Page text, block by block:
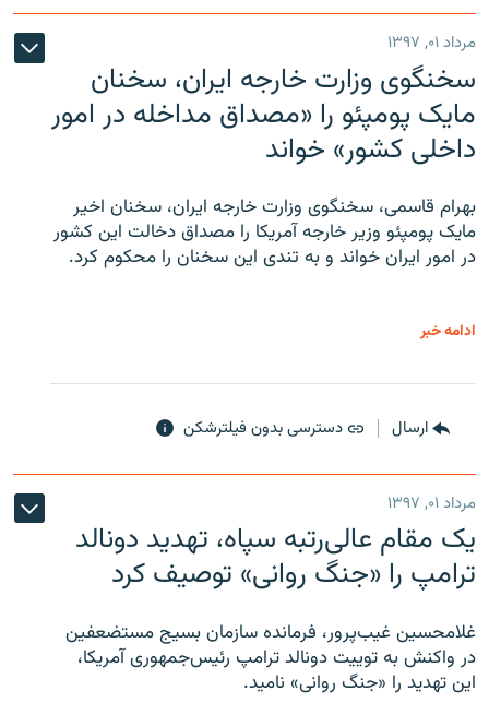
مرداد ۰۱, ۱۳۹۷
سخنگوی وزارت خارجه ایران، سخنان
مایک پومپئو را «مصداق مداخله در امور
داخلی کشور» خواند
بهرام قاسمی، سخنگوی وزارت خارجه ایران، سخنان اخیر
مایک پومپئو وزیر خارجه آمریکا را مصداق دخالت این کشور
در امور ایران خواند و به تندی این سخنان را محکوم کرد.
ادامه خبر
ارسال دسترسی بدون فیلترشکن
مرداد ۰۱, ۱۳۹۷
یک مقام عالی‌رتبه سپاه، تهدید دونالد
ترامپ را «جنگ روانی» توصیف کرد
غلامحسین غیب‌پرور، فرمانده سازمان بسیج مستضعفین
در واکنش به توییت دونالد ترامپ رئیس‌جمهوری آمریکا،
این تهدید را «جنگ روانی» نامید.